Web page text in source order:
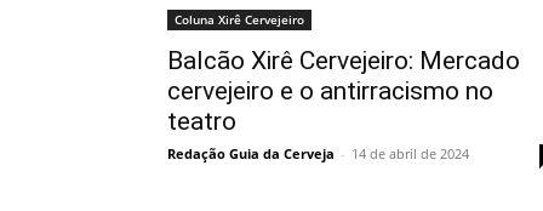
Coluna Xirê Cervejeiro
Balcão Xirê Cervejeiro: Mercado
cervejeiro e o antirracismo no
teatro
Redação Guia da Cerveja - 14 de abril de 2024